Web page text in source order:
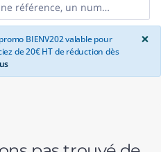
BIENV202 valable pour
de 20€ HT de réduction dès
×